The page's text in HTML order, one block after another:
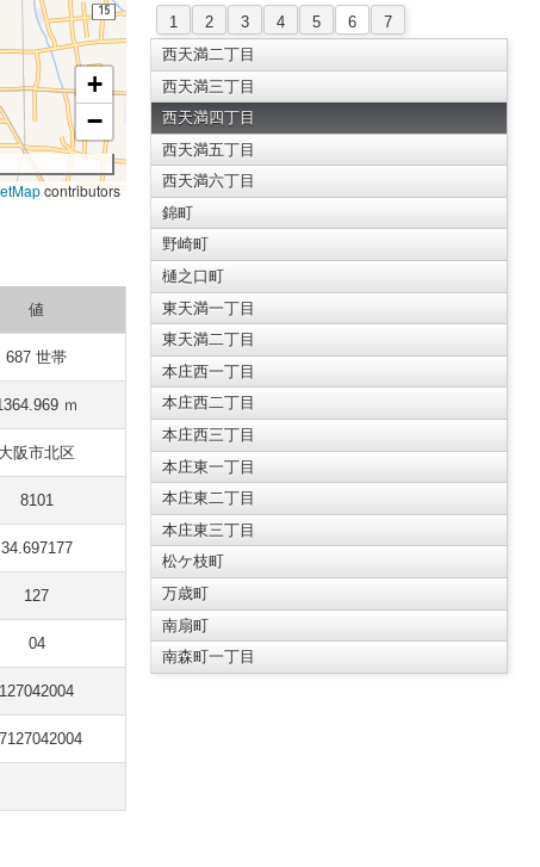
+
−
contributors
値
687 世帯
ｍ
大阪市北区
8101
34.697177
127
04
127042004
1 2 3 4 5 6
7
西天満二丁目
西天満三丁目
西天満四丁目
西天満五丁目
西天満六丁目
錦町
野崎町
樋之口町
東天満一丁目
東天満二丁目
本庄西一丁目
本庄西二丁目
本庄西三丁目
本庄東一丁目
本庄東二丁目
本庄東三丁目
松ケ枝町
万歳町
南扇町
南森町一丁目